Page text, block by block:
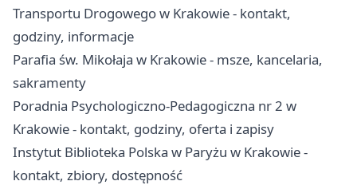
Transportu Drogowego w Krakowie - kontakt,
godziny, informacje
Parafia św. Mikołaja w Krakowie - msze, kancelaria,
sakramenty
Poradnia Psychologiczno-Pedagogiczna nr 2 w
Krakowie - kontakt, godziny, oferta i zapisy
Instytut Biblioteka Polska w Paryżu w Krakowie -
kontakt, zbiory, dostępność